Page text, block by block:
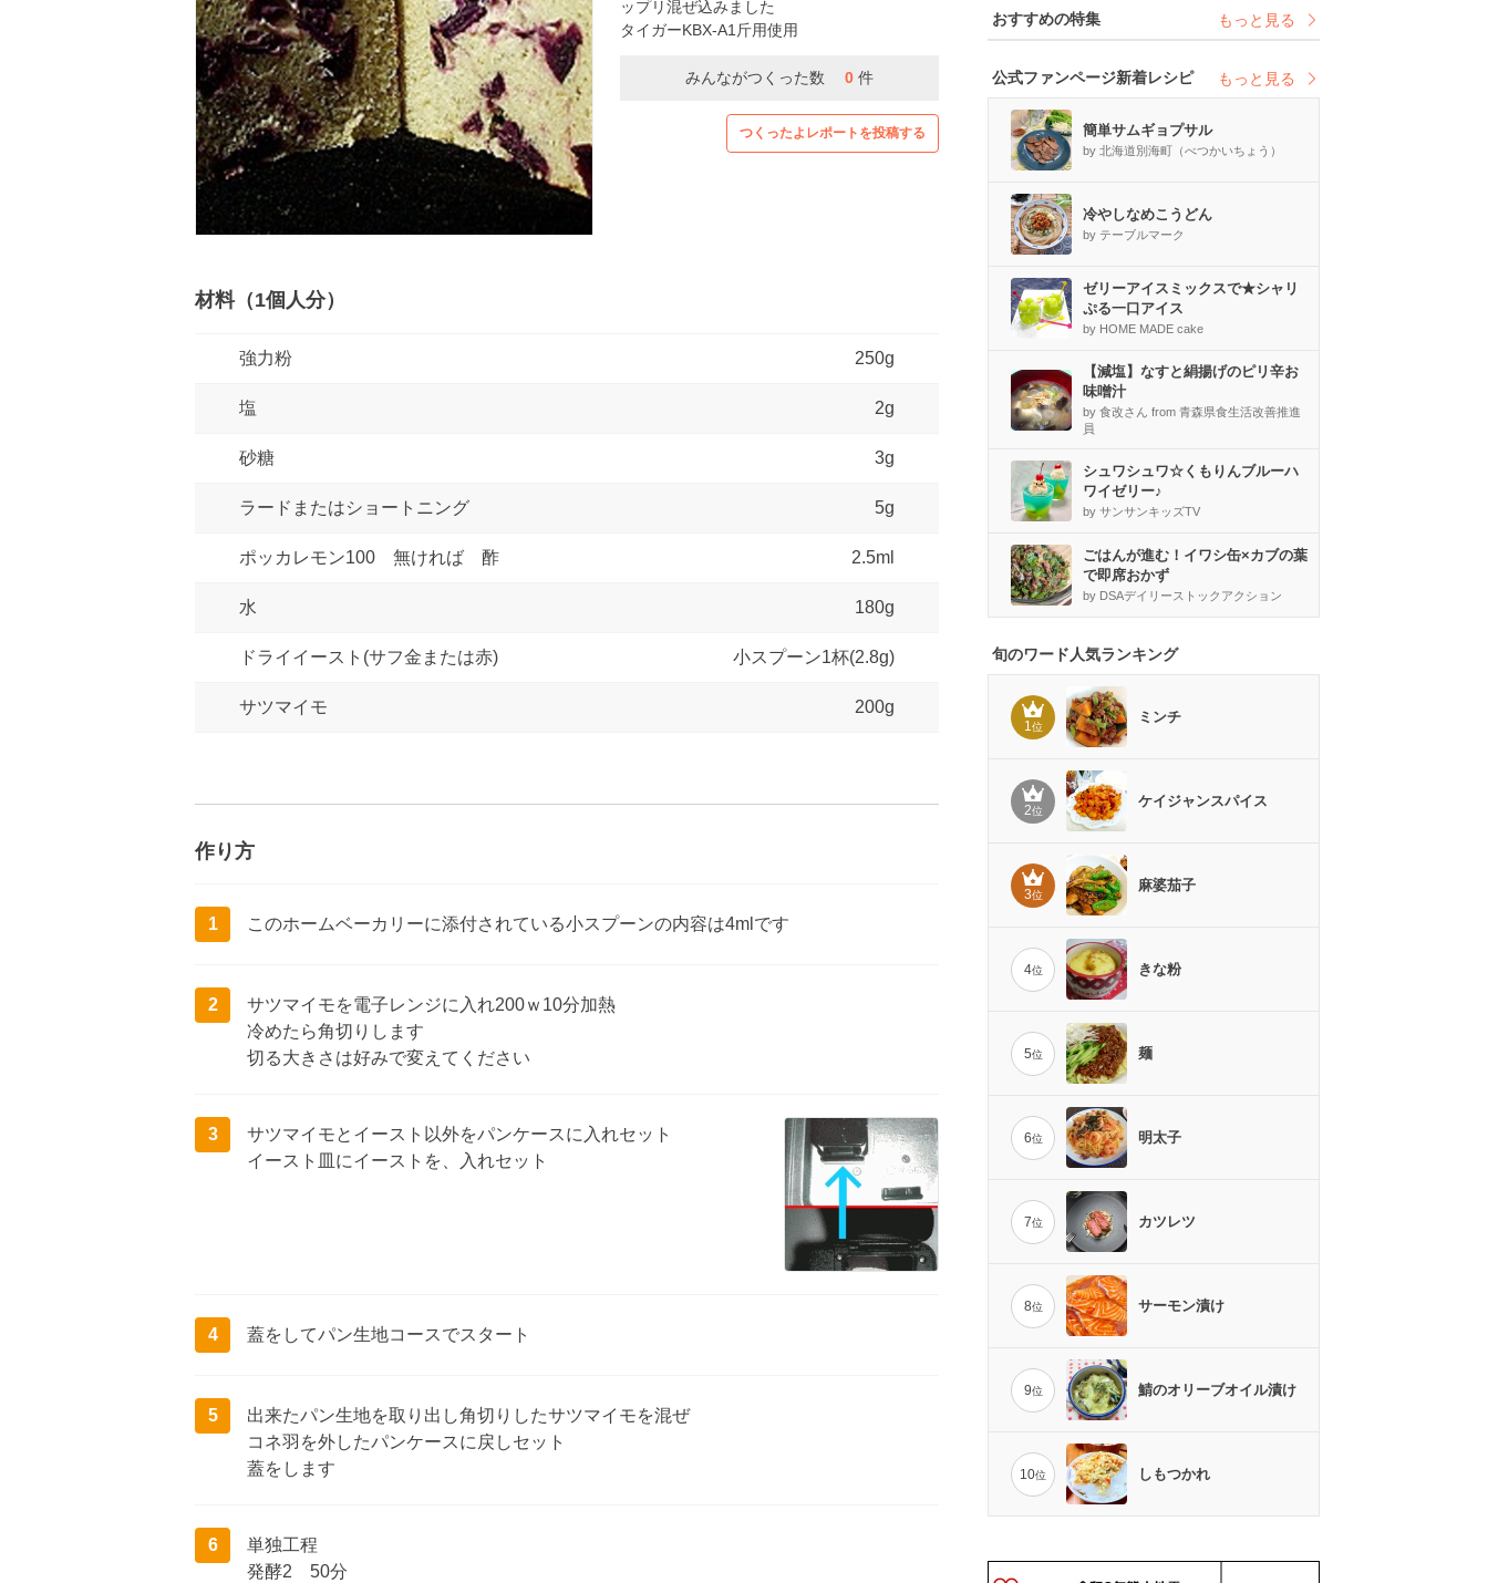
ップリ混ぜ込みました
タイガーKBX-A1斤用使用
みんながつくった数 0 件
つくったよレポートを投稿する
材料（1個人分）
強力粉 250g
塩 2g
砂糖 3g
ラードまたはショートニング 5g
ポッカレモン100 無ければ 酢 2.5ml
水 180g
ドライイースト(サフ金または赤) 小スプーン1杯(2.8g)
サツマイモ 200g
作り方
1 このホームベーカリーに添付されている小スプーンの内容は4mlです
2
サツマイモを電子レンジに入れ200ｗ10分加熱
冷めたら角切りします
切る大きさは好みで変えてください
3
サツマイモとイースト以外をパンケースに入れセット
イースト皿にイーストを、入れセット
4 蓋をしてパン生地コースでスタート
5
出来たパン生地を取り出し角切りしたサツマイモを混ぜ
コネ羽を外したパンケースに戻しセット
蓋をします
6
単独工程
発酵2 50分
おすすめの特集 もっと見る
公式ファンページ新着レシピ もっと見る
簡単サムギョプサル
by 北海道別海町（べつかいちょう）
冷やしなめこうどん
by テーブルマーク
ゼリーアイスミックスで★シャリ
ぷる一口アイス
by HOME MADE cake
【減塩】なすと絹揚げのピリ辛お
味噌汁
by 食改さん from 青森県食生活改善推進
員
シュワシュワ☆くもりんブルーハ
ワイゼリー♪
by サンサンキッズTV
ごはんが進む！イワシ缶×カブの葉
で即席おかず
by DSAデイリーストックアクション
旬のワード人気ランキング
1位
ミンチ
2位
ケイジャンスパイス
3位
麻婆茄子
4位 きな粉
5位 麺
6位 明太子
7位 カツレツ
8位 サーモン漬け
9位 鯖のオリーブオイル漬け
10位 しもつかれ